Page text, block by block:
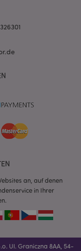
an, auf denen
in Ihrer
Ul. Graniczna 8AA, 54-
www.puckator.de